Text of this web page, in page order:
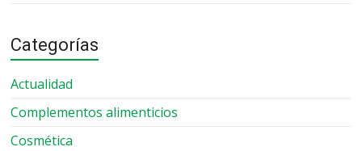
Categorías
Actualidad
Complementos alimenticios
Cosmética